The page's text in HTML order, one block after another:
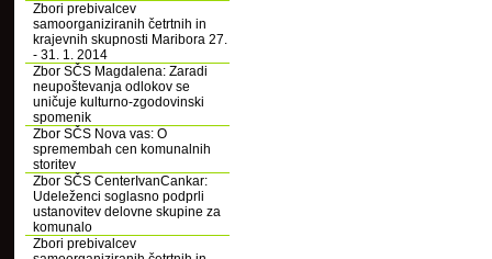
Zbori prebivalcev
samoorganiziranih četrtnih in
krajevnih skupnosti Maribora 27.
- 31. 1. 2014
Zbor SČS Magdalena: Zaradi
neupoštevanja odlokov se
uničuje kulturno-zgodovinski
spomenik
Zbor SČS Nova vas: O
spremembah cen komunalnih
storitev
Zbor SČS CenterIvanCankar:
Udeleženci soglasno podprli
ustanovitev delovne skupine za
komunalo
Zbori prebivalcev